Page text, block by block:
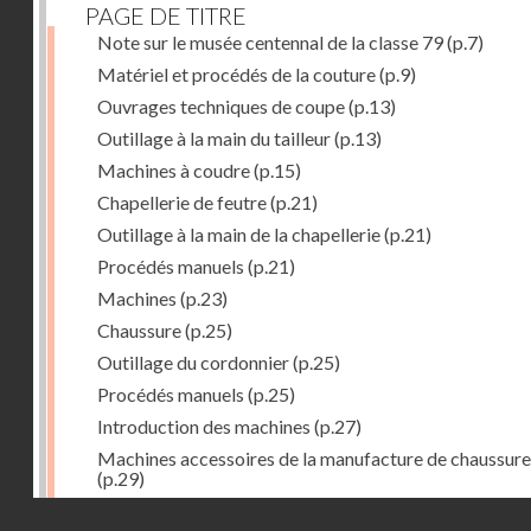
PAGE DE TITRE
Note sur le musée centennal de la classe 79(p.7)
Matériel et procédés de la couture(p.9)
Ouvrages techniques de coupe(p.13)
Outillage à la main du tailleur(p.13)
Machines à coudre(p.15)
Chapellerie de feutre(p.21)
Outillage à la main de la chapellerie(p.21)
Procédés manuels (p.21)
Machines (p.23)
Chaussure(p.25)
Outillage du cordonnier(p.25)
Procédés manuels (p.25)
Introduction des machines (p.27)
Machines accessoires de la manufacture de
(p.29)